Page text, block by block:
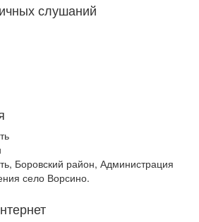
слушаний
Боровский район, Администрация
село Ворсино.